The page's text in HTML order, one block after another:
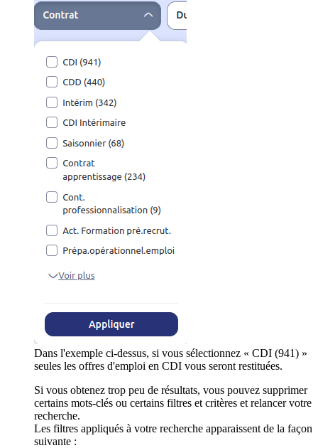
Dans l'exemple ci-dessus, si vous sélectionnez « CDI (941) »
seules les offres d'emploi en CDI vous seront restituées.
Si vous obtenez trop peu de résultats, vous pouvez supprimer
certains mots-clés ou certains filtres et critères et relancer votre
recherche.
Les filtres appliqués à votre recherche apparaissent de la façon
suivante :